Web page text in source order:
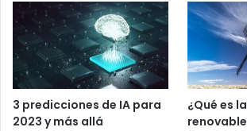
3 predicciones de IA para
2023 y más allá
¿Qué es